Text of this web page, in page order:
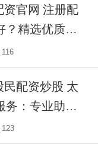
？精选优质平
116
务：专业助力
球金融市场
123